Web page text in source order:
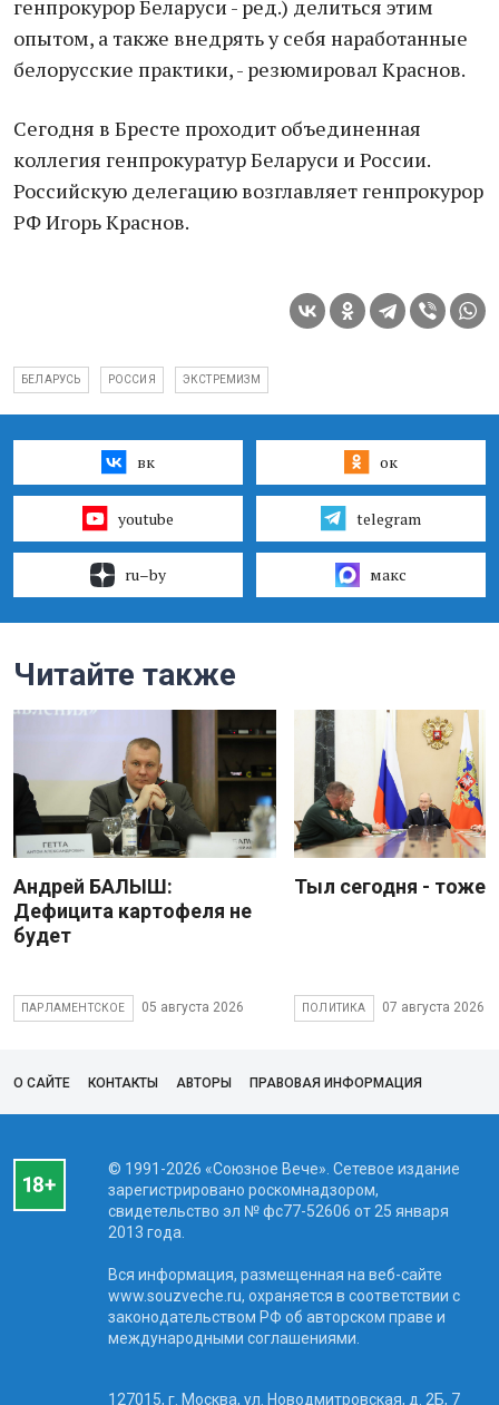
генпрокурор Беларуси - ред.) делиться этим
опытом, а также внедрять у себя наработанные
белорусские практики, - резюмировал Краснов.
Сегодня в Бресте проходит объединенная
коллегия генпрокуратур Беларуси и России.
Российскую делегацию возглавляет генпрокурор
РФ Игорь Краснов.
БЕЛАРУСЬ РОССИЯ ЭКСТРЕМИЗМ
вк ок
youtube telegram
ru–by макс
Читайте также
Андрей БАЛЫШ:
Дефицита картофеля не
будет
ПАРЛАМЕНТСКОЕ 05 августа 2026
Тыл сегодня - тоже
ПОЛИТИКА 07 августа 2026
О САЙТЕ КОНТАКТЫ АВТОРЫ ПРАВОВАЯ ИНФОРМАЦИЯ
© 1991-2026 «Союзное Вече». Сетевое издание
зарегистрировано роскомнадзором,
свидетельство эл № фc77-52606 от 25 января
2013 года.
Вся информация, размещенная на веб-сайте
www.souzveche.ru, охраняется в соответствии с
законодательством РФ об авторском праве и
международными соглашениями.
127015, г. Москва, ул. Новодмитровская, д. 2Б, 7